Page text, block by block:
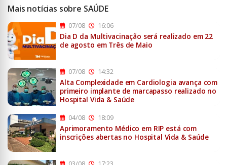
Mais notícias sobre SAÚDE
07/08 16:06
Dia D da Multivacinação será realizado em 22
de agosto em Três de Maio
07/08 14:32
Alta Complexidade em Cardiologia avança com
primeiro implante de marcapasso realizado no
Hospital Vida & Saúde
04/08 18:09
Aprimoramento Médico em RIP está com
inscrições abertas no Hospital Vida & Saúde